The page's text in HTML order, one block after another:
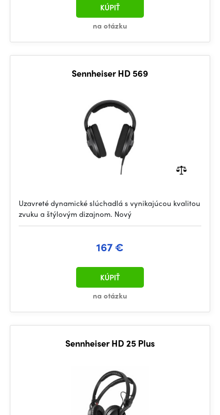
na otázku
KÚPIŤ
Sennheiser HD 569
Uzavreté dynamické slúchadlá s vynikajúcou kvalitou
zvuku a štýlovým dizajnom. Nový
167 €
na otázku
KÚPIŤ
Sennheiser HD 25 Plus